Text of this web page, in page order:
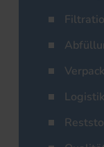
Logistik